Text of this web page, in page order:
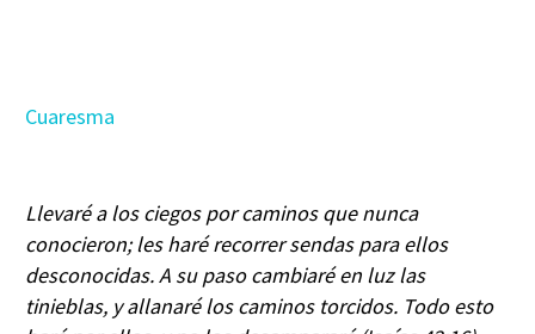
Cuaresma
Llevaré a los ciegos por caminos que nunca
conocieron; les haré recorrer sendas para ellos
desconocidas. A su paso cambiaré en luz las
tinieblas, y allanaré los caminos torcidos. Todo esto